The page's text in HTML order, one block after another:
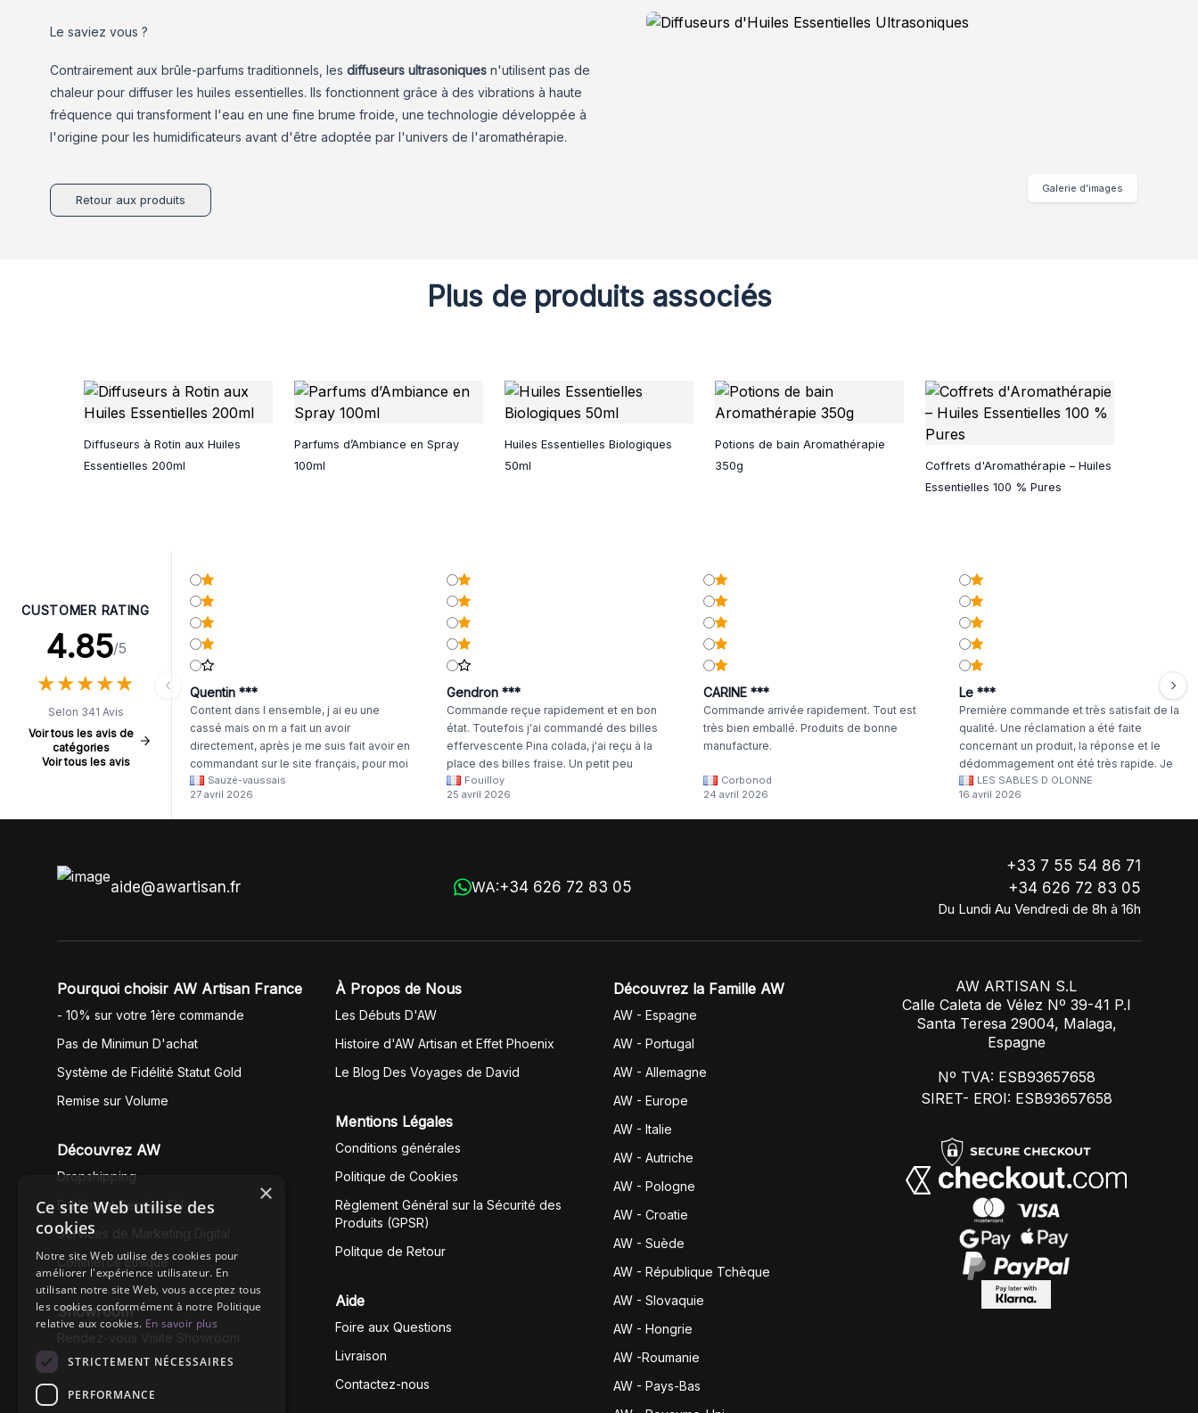
Le saviez vous ?
Contrairement aux brûle-parfums traditionnels, les diffuseurs ultrasoniques n'utilisent pas de
chaleur pour diffuser les huiles essentielles. Ils fonctionnent grâce à des vibrations à haute
fréquence qui transforment l'eau en une fine brume froide, une technologie développée à
l'origine pour les humidificateurs avant d'être adoptée par l'univers de l'aromathérapie.
Retour aux produits
Galerie d’images
Plus de produits associés
Diffuseurs à Rotin aux Huiles
Essentielles 200ml
Parfums d’Ambiance en Spray
100ml
Huiles Essentielles Biologiques
50ml
Potions de bain Aromathérapie
350g
Coffrets d'Aromathérapie – Huiles
Essentielles 100 % Pures
CUSTOMER RATING
4.85/5
★★★★★
★★★★★
Selon 341 Avis
Voir tous les avis de
catégories
Voir tous les avis
Quentin ***
Content dans l ensemble, j ai eu une
cassé mais on m a fait un avoir
directement, après je me suis fait avoir en
commandant sur le site français, pour moi
il était évident que les produits était de la
même langue mais raté tout est en
anglais.
Sauzé-vaussais
27 avril 2026
Gendron ***
Commande reçue rapidement et en bon
état. Toutefois j'ai commandé des billes
effervescente Pina colada, j'ai reçu à la
place des billes fraise. Un petit peu
dommage
Fouilloy
25 avril 2026
CARINE ***
Commande arrivée rapidement. Tout est
très bien emballé. Produits de bonne
manufacture.
Corbonod
24 avril 2026
Le ***
Première commande et très satisfait de la
qualité. Une réclamation a été faite
concernant un produit, la réponse et le
dédommagement ont été très rapide. Je
continuerai à commander chez WA Artisan
!
LES SABLES D OLONNE
16 avril 2026
aide@awartisan.fr WA:+34 626 72 83 05
+33 7 55 54 86 71
+34 626 72 83 05
Du Lundi Au Vendredi de 8h à 16h
Pourquoi choisir AW Artisan France
- 10% sur votre 1ère commande
Pas de Minimun D'achat
Système de Fidélité Statut Gold
Remise sur Volume
Découvrez AW
Dropshipping
Fullfilment Service EU
Services de Marketing Digital
Commerce Éthique
Showroom
À Propos de Nous
Les Débuts D'AW
Histoire d'AW Artisan et Effet Phoenix
Le Blog Des Voyages de David
Mentions Légales
Conditions générales
Politique de Cookies
Règlement Général sur la Sécurité des
Produits (GPSR)
Politque de Retour
Aide
Foire aux Questions
Livraison
Contactez-nous
Découvrez la Famille AW
AW - Espagne
AW - Portugal
AW - Allemagne
AW - Europe
AW - Italie
AW - Autriche
AW - Pologne
AW - Croatie
AW - Suède
AW - République Tchèque
AW - Slovaquie
AW - Hongrie
AW -Roumanie
AW - Pays-Bas
AW ARTISAN S.L
Calle Caleta de Vélez Nº 39-41 P.I
Santa Teresa 29004, Malaga,
Espagne
Nº TVA: ESB93657658
SIRET- EROI: ESB93657658
×
Ce site Web utilise des
cookies
Notre site Web utilise des cookies pour
améliorer l'expérience utilisateur. En
utilisant notre site Web, vous acceptez tous
les cookies conformément à notre Politique
relative aux cookies. En savoir plus
STRICTEMENT NÉCESSAIRES
PERFORMANCE